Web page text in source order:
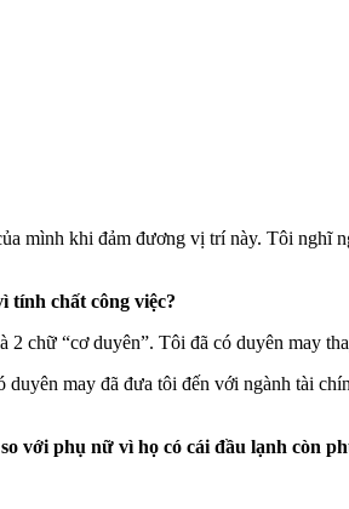
mình khi đảm đương vị trí này. Tôi
tính chất công việc?
chữ “cơ duyên”. Tôi đã có duyên may
may đã đưa tôi đến với ngành tài
với phụ nữ vì họ có cái đầu lạnh còn